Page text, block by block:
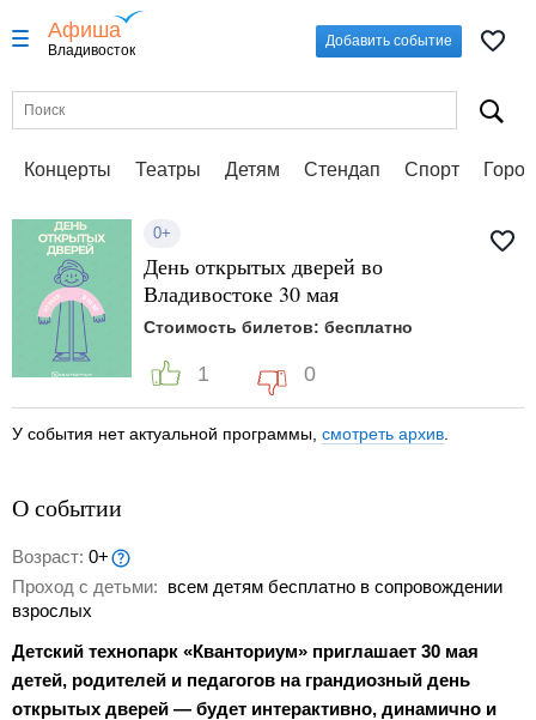
Афиша
Владивосток
Добавить событие
Концерты Театры Детям Стендап Спорт
0+
День открытых дверей во
Владивостоке 30 мая
Стоимость билетов: бесплатно
1 0
У события нет актуальной программы, смотреть архив
О событии
Возраст: 0+
Проход с детьми: всем детям бесплатно в сопровождении
взрослых
Детский технопарк «Кванториум» приглашает 30 мая
детей, родителей и педагогов на грандиозный день
открытых дверей — будет интерактивно, динамично и